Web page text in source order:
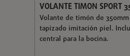
VOLANTE TIMON SPORT
Volante de timón de
tapizado imitación piel.
central para la bocina.